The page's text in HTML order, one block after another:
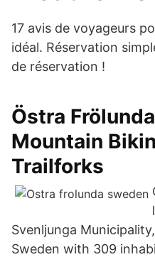
17 avis de voyageurs
idéal. Réservation
de réservation !
Östra
Mountain
Trailforks
Svenljunga
Sweden with 309